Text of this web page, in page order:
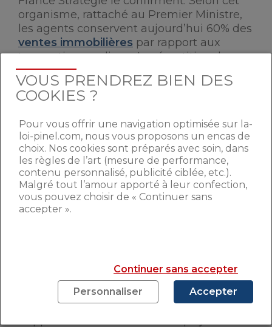
organisme, rattaché au Premier Ministre,
les agents conservent aujourd’hui 60% des
ventes immobilières par rapport aux
transactions en ligne. La répartition du
marché des ventes reste donc plus ou
moins stable, tout comme les honoraires
de ces professionnels qui restent élevés
montée en puissance du numérique.
FACEBOOK, ADVERSAIRE
POTENTIEL DES AGENTS
l’instant, mais jusqu’à quand ? Ce qui est
sûr en tout cas, c’est que l’avancée
technologique ne va pas s’arrêter en si bon
chemin. À l’image du géant Facebook qui
VOUS PRENDREZ BIEN DES
COOKIES ?
Pour vous offrir une navigation optimisée sur la-
loi-pinel.com, nous vous proposons un encas de
choix. Nos cookies sont préparés avec soin, dans
les règles de l’art (mesure de performance,
contenu personnalisé, publicité ciblée, etc.).
Malgré tout l’amour apporté à leur confection,
vous pouvez choisir de « Continuer sans
accepter ».
Continuer sans accepter
Personnaliser
Accepter